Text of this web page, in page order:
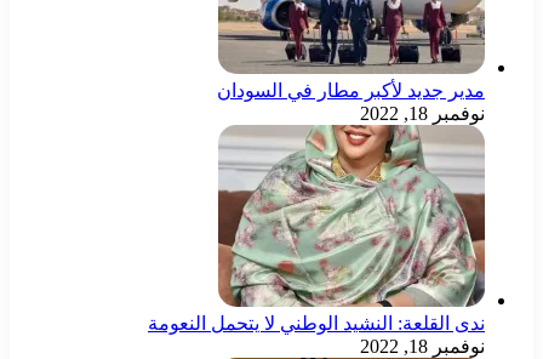
مدير جديد لأكبر مطار في السودان
نوفمبر 18, 2022
ندى القلعة: النشيد الوطني لا يتحمل النعومة
نوفمبر 18, 2022